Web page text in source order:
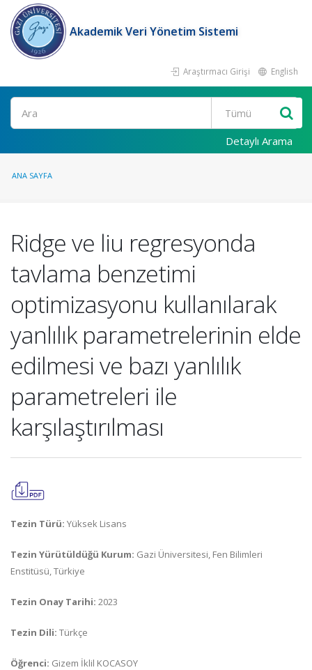
Akademik Veri Yönetim Sistemi
Araştırmacı Girişi English
Ara
Detaylı Arama
ANA SAYFA
Ridge ve liu regresyonda
tavlama benzetimi
optimizasyonu kullanılarak
yanlılık parametrelerinin elde
edilmesi ve bazı yanlılık
parametreleri ile
karşılaştırılması
Tezin Türü: Yüksek Lisans
Tezin Yürütüldüğü Kurum: Gazi Üniversitesi, Fen Bilimleri
Enstitüsü, Türkiye
Tezin Onay Tarihi: 2023
Tezin Dili: Türkçe
Öğrenci: Gizem İklil KOCASOY